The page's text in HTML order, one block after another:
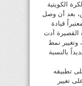
الكويتية
بعد أن وصل
قيادة
القصيرة أدت
وتغيير نمط
بالنسبة
تطبيقه
تغيير